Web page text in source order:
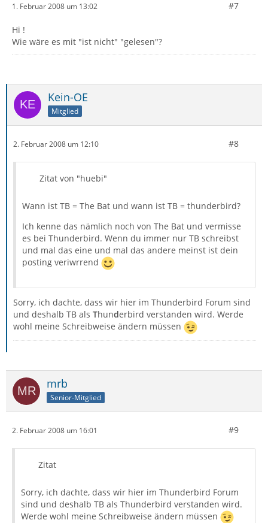
1. Februar 2008 um 13:02 #7
Hi !
Wie wäre es mit "ist nicht" "gelesen"?
Kein-OE
Mitglied
2. Februar 2008 um 12:10 #8
Zitat von "huebi"
Wann ist TB = The Bat und wann ist TB = thunderbird?
Ich kenne das nämlich noch von The Bat und vermisse
es bei Thunderbird. Wenn du immer nur TB schreibst
und mal das eine und mal das andere meinst ist dein
posting veriwrrend
Sorry, ich dachte, dass wir hier im Thunderbird Forum sind
und deshalb TB als Thunderbird verstanden wird. Werde
wohl meine Schreibweise ändern müssen
mrb
Senior-Mitglied
2. Februar 2008 um 16:01 #9
Zitat
Sorry, ich dachte, dass wir hier im Thunderbird Forum
sind und deshalb TB als Thunderbird verstanden wird.
Werde wohl meine Schreibweise ändern müssen